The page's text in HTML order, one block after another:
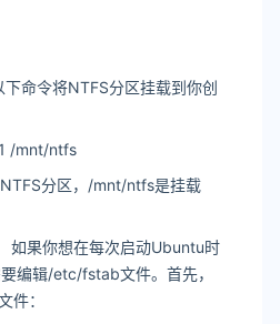
命令将NTFS分区挂载到你创
/mnt/ntfs
分区，/mnt/ntfs是挂载
如果你想在每次启动Ubuntu时
编辑/etc/fstab文件。首先，
件：